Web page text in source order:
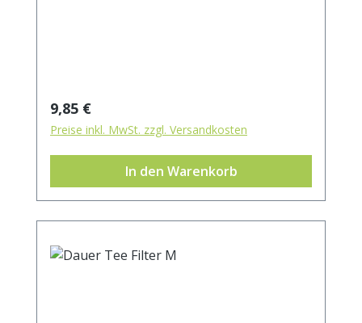
Regulärer Preis:
9,85 €
Preise inkl. MwSt. zzgl. Versandkosten
In den Warenkorb